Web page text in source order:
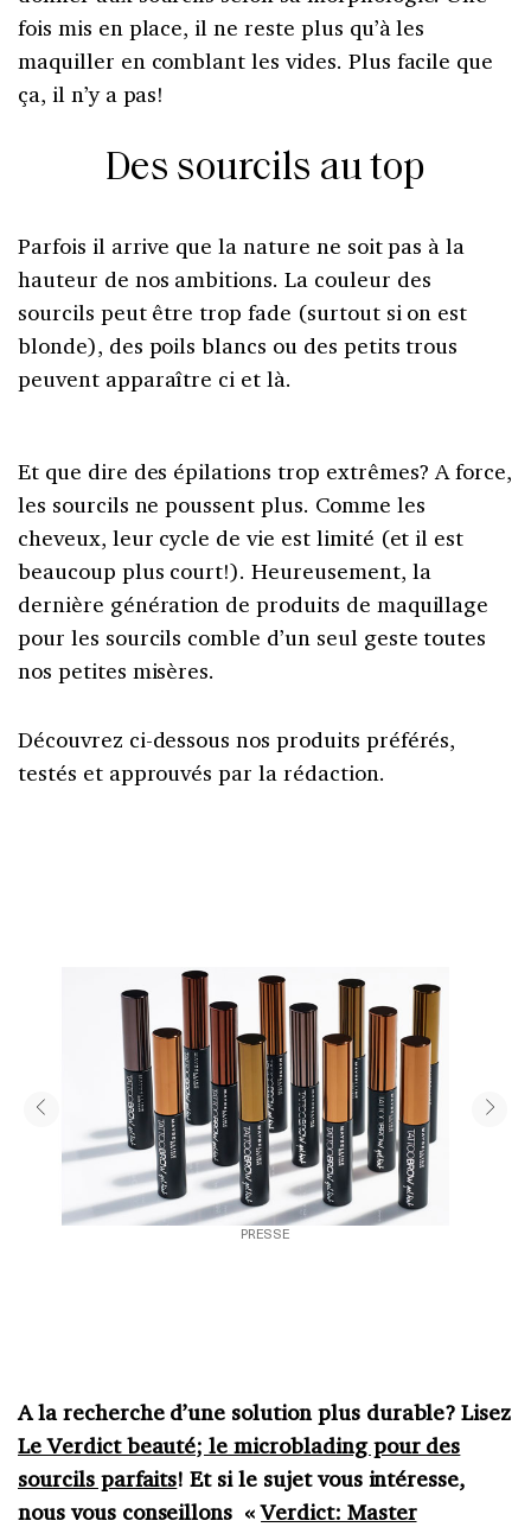
fois mis en place, il ne reste plus qu’à les
maquiller en comblant les vides. Plus facile que
ça, il n’y a pas!
Des sourcils au top
Parfois il arrive que la nature ne soit pas à la
hauteur de nos ambitions. La couleur des
sourcils peut être trop fade (surtout si on est
blonde), des poils blancs ou des petits trous
peuvent apparaître ci et là.
Et que dire des épilations trop extrêmes? A force,
les sourcils ne poussent plus. Comme les
cheveux, leur cycle de vie est limité (et il est
beaucoup plus court!). Heureusement, la
dernière génération de produits de maquillage
pour les sourcils comble d’un seul geste toutes
nos petites misères.
Découvrez ci-dessous nos produits préférés,
testés et approuvés par la rédaction.
PRESSE
A la recherche d’une solution plus durable? Lisez
Le Verdict beauté; le microblading pour des
sourcils parfaits! Et si le sujet vous intéresse,
nous vous conseillons «Verdict: Master